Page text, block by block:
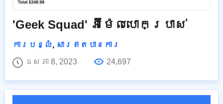
'Geek Squad' អ៊ីម៉ែលបោកប្រាស់
ការបន្លំ, សារឥតបានការ
ឧសភា 8, 2023
24,697